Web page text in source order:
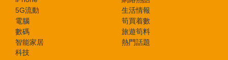
5G流動
電腦
數碼
智能家居
科技
生活情報
筍買着數
旅遊筍料
熱門話題